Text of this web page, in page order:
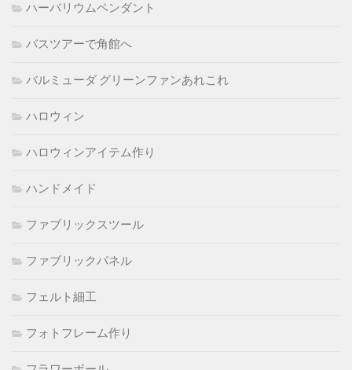
ハーバリウムペンダント
バスツアーで角館へ
バルミューダ グリーンファンあれこれ
ハロウィン
ハロウィンアイテム作り
ハンドメイド
ファブリックスツール
ファブリックパネル
フェルト細工
フォトフレーム作り